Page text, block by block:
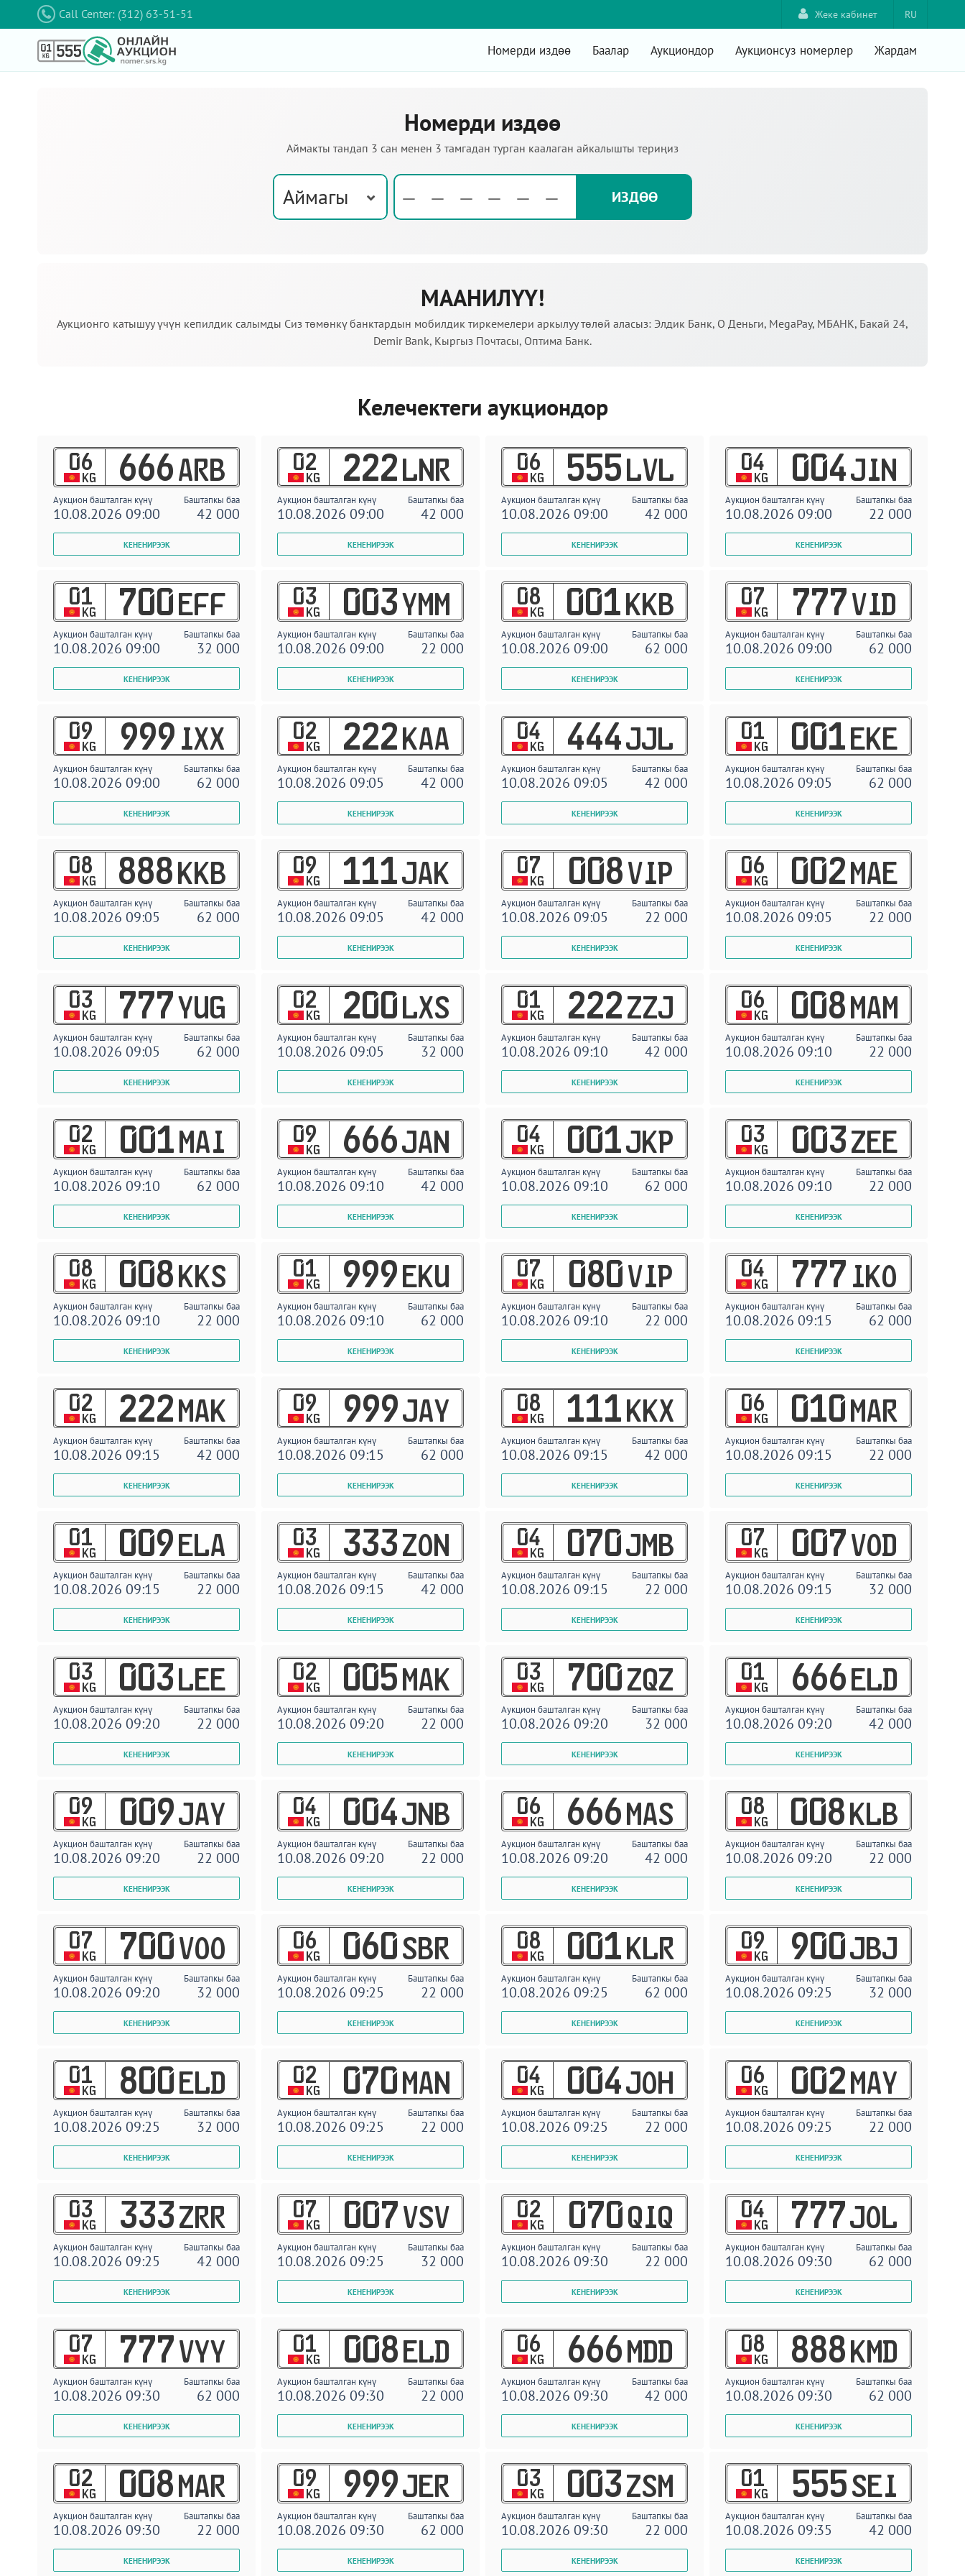
Call Center: (312) 63-51-51 RU
Жеке кабинет
Номерди издөө Баалар Аукциондор Аукционсуз номерлер Жардам
Номерди издөө
Аймакты тандап 3 сан менен 3 тамгадан турган каалаган айкалышты териңиз
Аймагы
МААНИЛҮҮ!
Аукционго катышуу үчүн кепилдик салымды Сиз төмөнкү банктардын мобилдик тиркемелери аркылуу төлөй аласыз: Элдик Банк, О Деньги, MegaPay, МБАНК, Бакай 24,
Demir Bank, Кыргыз Почтасы, Оптима Банк.
Келечектеги аукциондор
06
KG 666 ARB
Аукцион башталган күнү Баштапкы баа
10.08.2026 09:00 42 000
02
KG 222 LNR
Аукцион башталган күнү Баштапкы баа
10.08.2026 09:00 42 000
06
KG 555 LVL
Аукцион башталган күнү Баштапкы баа
10.08.2026 09:00 42 000
04
KG 004 JIN
Аукцион башталган күнү Баштапкы баа
10.08.2026 09:00 22 000
01
KG 700 EFF
Аукцион башталган күнү Баштапкы баа
10.08.2026 09:00 32 000
03
KG 003 YMM
Аукцион башталган күнү Баштапкы баа
10.08.2026 09:00 22 000
08
KG 001 KKB
Аукцион башталган күнү Баштапкы баа
10.08.2026 09:00 62 000
07
KG 777 VID
Аукцион башталган күнү Баштапкы баа
10.08.2026 09:00 62 000
09
KG 999 IXX
Аукцион башталган күнү Баштапкы баа
10.08.2026 09:00 62 000
02
KG 222 KAA
Аукцион башталган күнү Баштапкы баа
10.08.2026 09:05 42 000
04
KG 444 JJL
Аукцион башталган күнү Баштапкы баа
10.08.2026 09:05 42 000
01
KG 001 EKE
Аукцион башталган күнү Баштапкы баа
10.08.2026 09:05 62 000
08
KG 888 KKB
Аукцион башталган күнү Баштапкы баа
10.08.2026 09:05 62 000
09
KG 111 JAK
Аукцион башталган күнү Баштапкы баа
10.08.2026 09:05 42 000
07
KG 008 VIP
Аукцион башталган күнү Баштапкы баа
10.08.2026 09:05 22 000
06
KG 002 MAE
Аукцион башталган күнү Баштапкы баа
10.08.2026 09:05 22 000
03
KG 777 YUG
Аукцион башталган күнү Баштапкы баа
10.08.2026 09:05 62 000
02
KG 200 LXS
Аукцион башталган күнү Баштапкы баа
10.08.2026 09:05 32 000
01
KG 222 ZZJ
Аукцион башталган күнү Баштапкы баа
10.08.2026 09:10 42 000
06
KG 008 MAM
Аукцион башталган күнү Баштапкы баа
10.08.2026 09:10 22 000
02
KG 001 MAI
Аукцион башталган күнү Баштапкы баа
10.08.2026 09:10 62 000
09
KG 666 JAN
Аукцион башталган күнү Баштапкы баа
10.08.2026 09:10 42 000
04
KG 001 JKP
Аукцион башталган күнү Баштапкы баа
10.08.2026 09:10 62 000
03
KG 003 ZEE
Аукцион башталган күнү Баштапкы баа
10.08.2026 09:10 22 000
08
KG 008 KKS
Аукцион башталган күнү Баштапкы баа
10.08.2026 09:10 22 000
01
KG 999 EKU
Аукцион башталган күнү Баштапкы баа
10.08.2026 09:10 62 000
07
KG 080 VIP
Аукцион башталган күнү Баштапкы баа
10.08.2026 09:10 22 000
04
KG 777 IKO
Аукцион башталган күнү Баштапкы баа
10.08.2026 09:15 62 000
02
KG 222 MAK
Аукцион башталган күнү Баштапкы баа
10.08.2026 09:15 42 000
09
KG 999 JAY
Аукцион башталган күнү Баштапкы баа
10.08.2026 09:15 62 000
08
KG 111 KKX
Аукцион башталган күнү Баштапкы баа
10.08.2026 09:15 42 000
06
KG 010 MAR
Аукцион башталган күнү Баштапкы баа
10.08.2026 09:15 22 000
01
KG 009 ELA
Аукцион башталган күнү Баштапкы баа
10.08.2026 09:15 22 000
03
KG 333 ZON
Аукцион башталган күнү Баштапкы баа
10.08.2026 09:15 42 000
04
KG 070 JMB
Аукцион башталган күнү Баштапкы баа
10.08.2026 09:15 22 000
07
KG 007 VOD
Аукцион башталган күнү Баштапкы баа
10.08.2026 09:15 32 000
03
KG 003 LEE
Аукцион башталган күнү Баштапкы баа
10.08.2026 09:20 22 000
02
KG 005 MAK
Аукцион башталган күнү Баштапкы баа
10.08.2026 09:20 22 000
03
KG 700 ZQZ
Аукцион башталган күнү Баштапкы баа
10.08.2026 09:20 32 000
01
KG 666 ELD
Аукцион башталган күнү Баштапкы баа
10.08.2026 09:20 42 000
09
KG 009 JAY
Аукцион башталган күнү Баштапкы баа
10.08.2026 09:20 22 000
04
KG 004 JNB
Аукцион башталган күнү Баштапкы баа
10.08.2026 09:20 22 000
06
KG 666 MAS
Аукцион башталган күнү Баштапкы баа
10.08.2026 09:20 42 000
08
KG 008 KLB
Аукцион башталган күнү Баштапкы баа
10.08.2026 09:20 22 000
07
KG 700 VOO
Аукцион башталган күнү Баштапкы баа
10.08.2026 09:20 32 000
06
KG 060 SBR
Аукцион башталган күнү Баштапкы баа
10.08.2026 09:25 22 000
08
KG 001 KLR
Аукцион башталган күнү Баштапкы баа
10.08.2026 09:25 62 000
09
KG 900 JBJ
Аукцион башталган күнү Баштапкы баа
10.08.2026 09:25 32 000
01
KG 800 ELD
Аукцион башталган күнү Баштапкы баа
10.08.2026 09:25 32 000
02
KG 070 MAN
Аукцион башталган күнү Баштапкы баа
10.08.2026 09:25 22 000
04
KG 004 JOH
Аукцион башталган күнү Баштапкы баа
10.08.2026 09:25 22 000
06
KG 002 MAY
Аукцион башталган күнү Баштапкы баа
10.08.2026 09:25 22 000
03
KG 333 ZRR
Аукцион башталган күнү Баштапкы баа
10.08.2026 09:25 42 000
07
KG 007 VSV
Аукцион башталган күнү Баштапкы баа
10.08.2026 09:25 32 000
02
KG 070 QIQ
Аукцион башталган күнү Баштапкы баа
10.08.2026 09:30 22 000
04
KG 777 JOL
Аукцион башталган күнү Баштапкы баа
10.08.2026 09:30 62 000
07
KG 777 VYY
Аукцион башталган күнү Баштапкы баа
10.08.2026 09:30 62 000
01
KG 008 ELD
Аукцион башталган күнү Баштапкы баа
10.08.2026 09:30 22 000
06
KG 666 MDD
Аукцион башталган күнү Баштапкы баа
10.08.2026 09:30 42 000
08
KG 888 KMD
Аукцион башталган күнү Баштапкы баа
10.08.2026 09:30 62 000
02
KG 008 MAR
Аукцион башталган күнү Баштапкы баа
10.08.2026 09:30 22 000
09
KG 999 JER
Аукцион башталган күнү Баштапкы баа
10.08.2026 09:30 62 000
03
KG 003 ZSM
Аукцион башталган күнү Баштапкы баа
10.08.2026 09:30 22 000
01
KG 555 SEI
Аукцион башталган күнү Баштапкы баа
10.08.2026 09:35 42 000